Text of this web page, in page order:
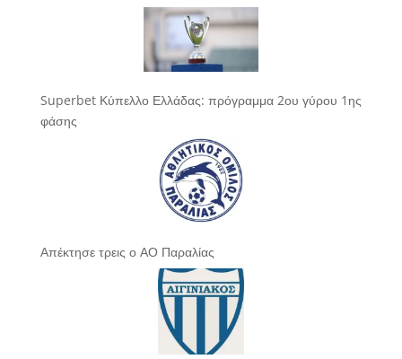
Superbet Κύπελλο Ελλάδας: πρόγραμμα 2ου γύρου 1ης
φάσης
Απέκτησε τρεις ο ΑΟ Παραλίας